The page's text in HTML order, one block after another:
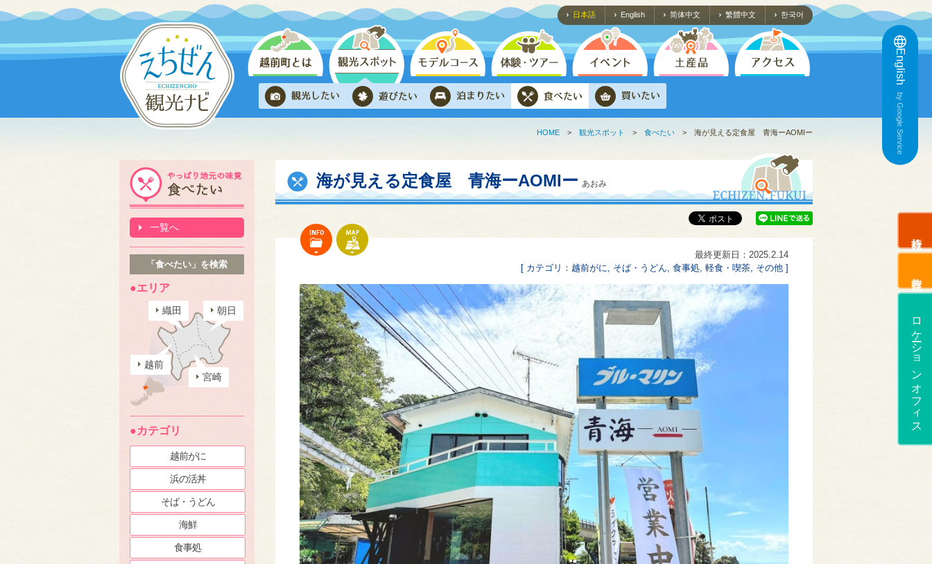
日本語 English 简体中文 繁體中文 한국어
English
by Google Service
HOME > 観光スポット > 食べたい > 海が見える定食屋 青海ーAOMIー
一覧へ
「食べたい」を検索
●エリア
織田 朝日
越前
宮崎
●カテゴリ
越前がに
浜の活丼
そば・うどん
海鮮
食事処
海が見える定食屋 青海ーAOMIー あおみ
最終更新日：2025.2.14
[ カテゴリ：越前がに, そば・うどん, 食事処, 軽食・喫茶, その他 ]
ロケーションオフィス